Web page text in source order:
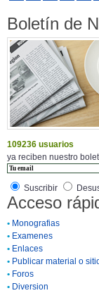
Boletín de
109236 usuarios
ya reciben nuestro
Suscribir
Acceso
• Monografias
• Examenes
• Enlaces
• Publicar material o
• Foros
• Diversion